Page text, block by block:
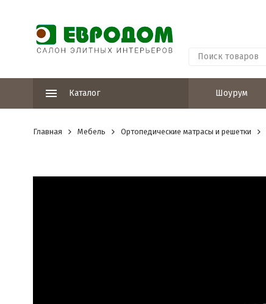
Каталог Шоурум
Главная Мебель Ортопедические матрасы и решетки